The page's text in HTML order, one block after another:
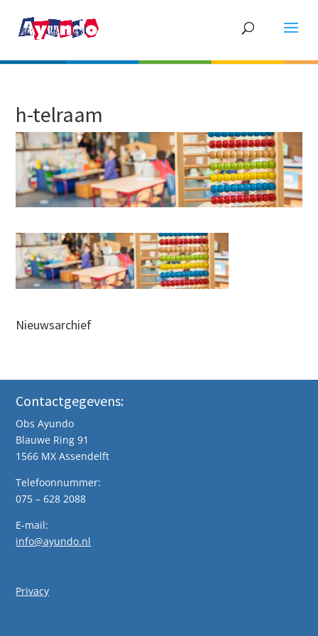
h-telraam
Nieuwsarchief
Contactgegevens:
Obs Ayundo
Blauwe Ring 91
1566 MX Assendelft
Telefoonnummer:
075 – 628 2088
E-mail:
info@ayundo.nl
Privacy